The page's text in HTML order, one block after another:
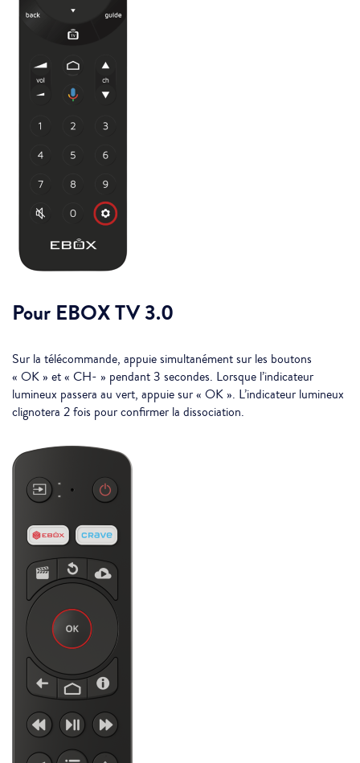
Pour EBOX TV 3.0
Sur la télécommande, appuie simultanément sur les boutons
« OK » et « CH- » pendant 3 secondes. Lorsque l’indicateur
lumineux passera au vert, appuie sur « OK ». L’indicateur lumineux
clignotera 2 fois pour confirmer la dissociation.